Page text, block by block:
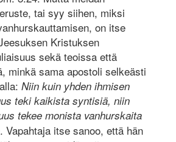
tai syy siihen, miksi
on itse
Kristuksen
sekä teoissa että
minkä sama apostoli selkeästi
Niin kuin yhden ihmisen
teki kaikista syntisiä, niin
tekee monista vanhurskaita
Vapahtaja itse sanoo, että hän